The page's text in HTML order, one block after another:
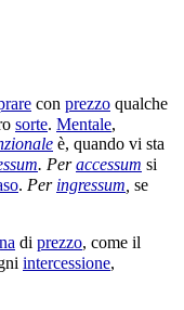
con prezzo qualche
sorte. Mentale,
è, quando vi sta
. Peraccessum si
. Per ingressum se
di prezzo, come il
intercessione,